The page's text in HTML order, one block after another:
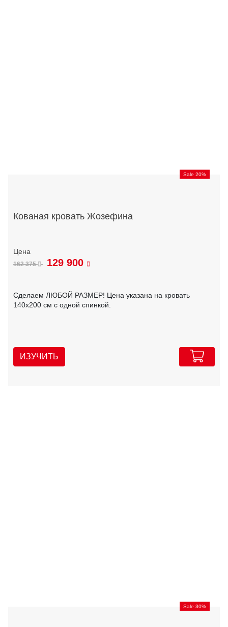
Sale 20%
Кованая кровать Жозефина
162 375 129 900
Сделаем ЛЮБОЙ РАЗМЕР! Цена указана на кровать
140х200 см с одной спинкой.
ИЗУЧИТЬ
Sale 30%